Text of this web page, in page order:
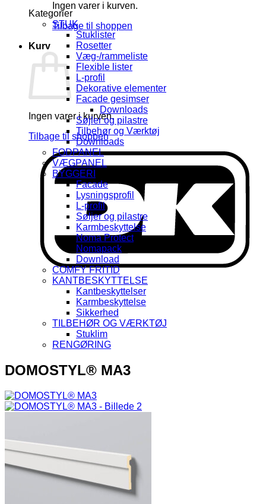
Ingen varer i kurven.
Tilbage til shoppen
Kurv
Ingen varer i kurven.
Tilbage til shoppen
Kategorier
STUK
Stuklister
Rosetter
Væg-/rammeliste
Flexible lister
L-profil
Dekorative elementer
Facade gesimser
Downloads
Søjler og pilastre
Tilbehør og Værktøj
Downloads
FODPANEL
VÆGPANEL
BYGGERI
Facade
Lysningsprofil
L-profil
Søljer og pilastre
Karmbeskyttelse
Noma Protect
Nomapack
Download
COMFY FRITID
KANTBESKYTTELSE
Kantbeskyttelser
Karmbeskyttelse
Sikkerhed
TILBEHØR OG VÆRKTØJ
Stuklim
RENGØRING
DOMOSTYL® MA3